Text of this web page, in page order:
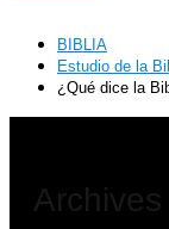
BIBLIA
Estudio de la
¿Qué dice la
Archives